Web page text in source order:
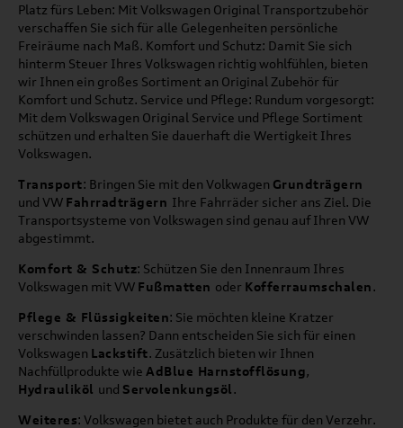
Platz fürs Leben: Mit Volkswagen Original Transportzubehör
verschaffen Sie sich für alle Gelegenheiten persönliche
Freiräume nach Maß. Komfort und Schutz: Damit Sie sich
hinterm Steuer Ihres Volkswagen richtig wohlfühlen, bieten
wir Ihnen ein großes Sortiment an Original Zubehör für
Komfort und Schutz. Service und Pflege: Rundum vorgesorgt:
Mit dem Volkswagen Original Service und Pflege Sortiment
schützen und erhalten Sie dauerhaft die Wertigkeit Ihres
Volkswagen.
Transport: Bringen Sie mit den Volkwagen Grundträgern
und VW Fahrradträgern Ihre Fahrräder sicher ans Ziel. Die
Transportsysteme von Volkswagen sind genau auf Ihren VW
abgestimmt.
Komfort & Schutz: Schützen Sie den Innenraum Ihres
Volkswagen mit VW Fußmatten oder Kofferraumschalen.
Pflege & Flüssigkeiten: Sie möchten kleine Kratzer
verschwinden lassen? Dann entscheiden Sie sich für einen
Volkswagen Lackstift. Zusätzlich bieten wir Ihnen
Nachfüllprodukte wie AdBlue Harnstofflösung,
Hydrauliköl und Servolenkungsöl.
Weiteres: Volkswagen bietet auch Produkte für den Verzehr.